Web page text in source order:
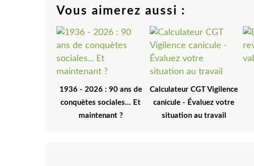
Vous aimerez aussi :
1936 - 2026 : 90 ans de
conquètes sociales... Et
maintenant ?
Calculateur CGT Vigilence
canicule - Évaluez votre
situation au travail